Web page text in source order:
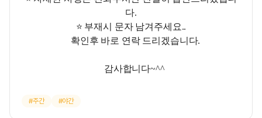
다.
⭐ 부재시 문자 남겨주세요..
확인후 바로 연락 드리겠습니다.
감사합니다~^^
주간 야간